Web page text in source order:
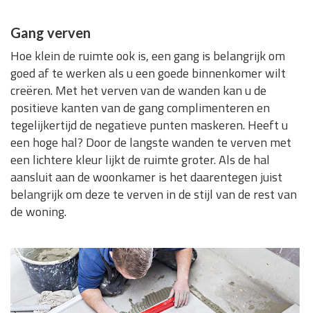
Gang verven
Hoe klein de ruimte ook is, een gang is belangrijk om
goed af te werken als u een goede binnenkomer wilt
creëren. Met het verven van de wanden kan u de
positieve kanten van de gang complimenteren en
tegelijkertijd de negatieve punten maskeren. Heeft u
een hoge hal? Door de langste wanden te verven met
een lichtere kleur lijkt de ruimte groter. Als de hal
aansluit aan de woonkamer is het daarentegen juist
belangrijk om deze te verven in de stijl van de rest van
de woning.